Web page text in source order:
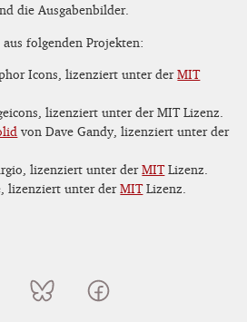
die Ausgabenbilder.
folgenden Projekten:
Icons, lizenziert unter derMIT
lizenziert unter der MIT Lizenz.
von Dave Gandy, lizenziert unter der
lizenziert unter derMITLizenz.
lizenziert unter derMITLizenz.